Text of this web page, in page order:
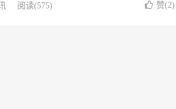
阅读(575) 赞(2)